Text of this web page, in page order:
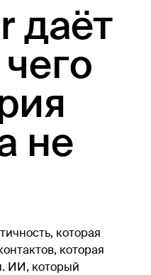
даёт
не
которая
которая
ИИ, который